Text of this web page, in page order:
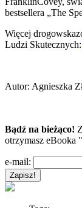
bestsellera „The
Więcej
Ludzi Skutecznych:
Autor: Agnieszka
Bądź na bieżąco!
otrzymasz eBooka
e-mail: